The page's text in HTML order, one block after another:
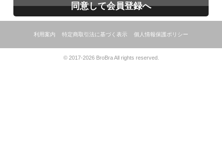
同意して会員登録へ
利用案内 特定商取引法に基づく表示 個人情報保護ポリシー
© 2017-2026 BroBra All rights reserved.